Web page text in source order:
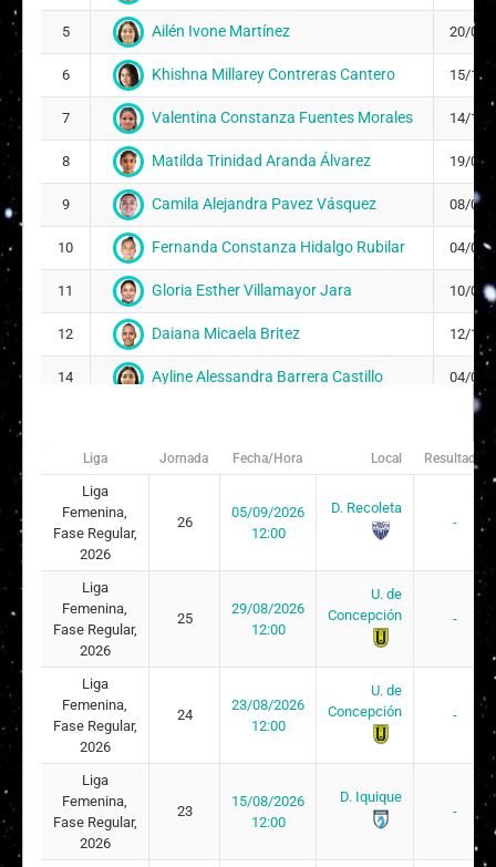
5 Ailén Ivone Martínez 20/09/
6 Khishna Millarey Contreras Cantero 15/12/
7 Valentina Constanza Fuentes Morales 14/11/
8 Matilda Trinidad Aranda Álvarez 19/01/
9 Camila Alejandra Pavez Vásquez 08/02/
10 Fernanda Constanza Hidalgo Rubilar 04/05/
11 Gloria Esther Villamayor Jara 10/04/
12 Daiana Micaela Britez 12/10/
14 Ayline Alessandra Barrera Castillo 04/07/
Ashley Widny Castillo Jara 07/12/
18 Isidora Constanza Sepúlveda Ormeño
María Auxiliadora Martínez Vecca 24/
22 Camille Ignacia Iluffi Neira
04/
25 Arantza Grettel Suazo Águila 23/
26 Isidora Ignacia Jara Muñoz 15/05/
29 Sofía Victoria Fuentes Ortíz 16/03/
Liga Jornada Fecha/Hora Local Resultado
Liga
Femenina,
Fase Regular,
2026
26
05/09/2026
12:00
D. Recoleta
-
Liga
Femenina,
Fase Regular,
2026
25
29/08/2026
12:00
U. de
Concepción
-
Liga
Femenina,
Fase Regular,
2026
24
23/08/2026
12:00
U. de
Concepción
-
Liga
Femenina,
Fase Regular,
2026
23
15/08/2026
12:00
D. Iquique
-